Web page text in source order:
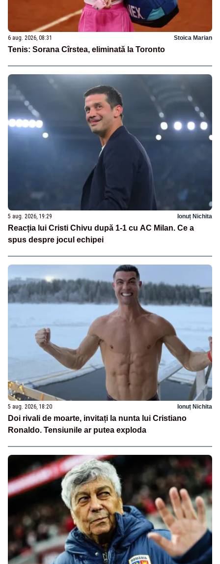
6 aug. 2026, 08:31 Stoica Marian
Tenis: Sorana Cîrstea, eliminată la Toronto
5 aug. 2026, 19:29 Ionuț Nichita
Reacția lui Cristi Chivu după 1-1 cu AC Milan. Ce a
spus despre jocul echipei
5 aug. 2026, 18:20 Ionuț Nichita
Doi rivali de moarte, invitați la nunta lui Cristiano
Ronaldo. Tensiunile ar putea exploda